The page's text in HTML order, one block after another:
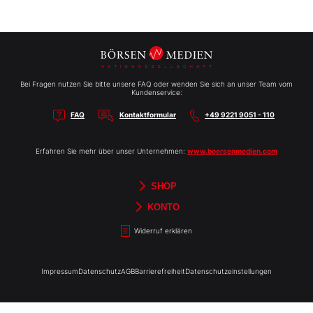
Bei Fragen nutzen Sie bitte unsere FAQ oder wenden Sie sich an unser Team vom
Kundenservice:
FAQ Kontaktformular +49 9221 9051 - 110
Erfahren Sie mehr über unser Unternehmen: www.boersenmedien.com
SHOP
Börsenbriefe
Aktien-Reports
HEBELTRADER
TradingDay
Newsletter
Merchandise
Gutscheine
KONTO
Widerruf erklären
ImpressumDatenschutzAGBBarrierefreiheitDatenschutzeinstellungen